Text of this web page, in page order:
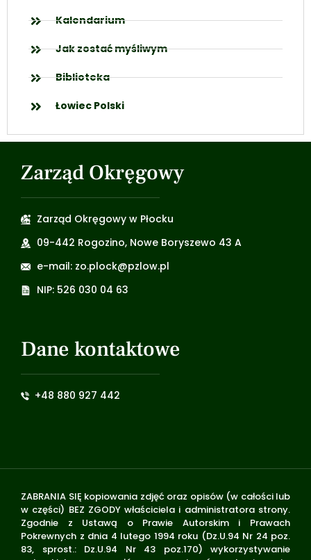
Kalendarium
Jak zostać myśliwym
Biblioteka
Łowiec Polski
Zarząd Okręgowy
Zarząd Okręgowy w Płocku
09-442 Rogozino, Nowe Boryszewo 43 A
e-mail: zo.plock@pzlow.pl
NIP: 526 030 04 63
Dane kontaktowe
+48 880 927 442
ZABRANIA SIĘ kopiowania zdjęć oraz opisów (w całości lub
w części) BEZ ZGODY właściciela i administratora strony.
Zgodnie z Ustawą o Prawie Autorskim i Prawach
Pokrewnych z dnia 4 lutego 1994 roku (Dz.U.94 Nr 24 poz.
83, sprost.: Dz.U.94 Nr 43 poz.170) wykorzystywanie